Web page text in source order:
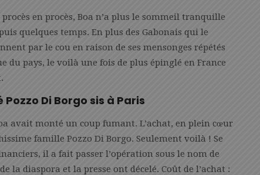
procès en procès, Boa n’a plus le sommeil tranquille
quelques temps. En plus des Gabonais qui le
par le cou en raison de ses mensonges répétés
pays, le voilà une fois de plus épinglé en France
Di Borgo sis à Paris
avait monté un coup fumant. L’achat, en plein cœur
famille Pozzo Di Borgo. Seulement voilà ! Se
il a fait passer l’opération sous le nom de
la diaspora et la presse ont décelé. Coût de l’achat :